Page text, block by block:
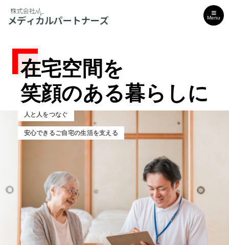
Menu
在宅空間を
笑顔のある暮らしに
人と人をつなぐ
最安心できるご自宅の生活を支える
在宅空間を
笑顔のある暮らしに
人と人をつなぐ
安心できるご自宅の生活を支える
在宅空間を
笑顔のある暮らしに
人と人をつなぐ
安心できるご自宅の生活を支える